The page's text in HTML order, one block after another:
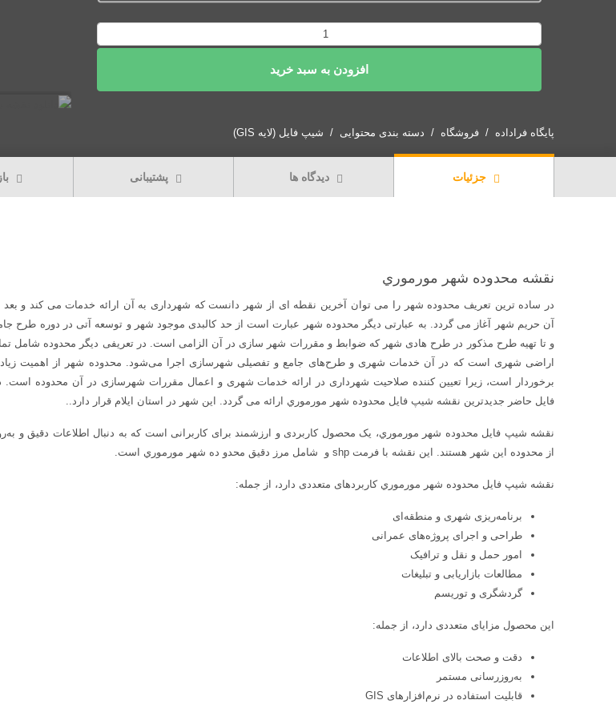
نقشه
فایل
شهر
افزودن به سبد خرید
پایگاه فراداده فروشگاه دسته بندی محتوایی شیپ فایل (لایه GIS)
جزئیات دیدگاه ها پشتیبانی
نقشه محدوده شهر مورموري
در ساده ترین تعریف محدوده شهر را می توان آخرین نقطه ای از شهر دانست که شهرداری به آن ارائه خدمات می کند و بعد
آن حریم شهر آغاز می گردد. به عبارتی دیگر محدوده شهر عبارت است از حد کالبدی موجود شهر و توسعه آتی در دوره طرح
و تا تهیه طرح مذکور در طرح هادی شهر که ضوابط و مقررات شهر سازی در آن الزامی است. در تعریفی دیگر محدوده شامل
اراضی شهری است که در آن خدمات شهری و طرح‌های جامع و تفصیلی شهرسازی اجرا می‌شود. محدوده شهر از اهمیت
برخوردار است، زیرا تعیین کننده صلاحیت شهرداری در ارائه خدمات شهری و اعمال مقررات شهرسازی در آن محدوده است.
فایل حاضر جدیدترین نقشه شیپ فایل محدوده شهر مورموري ارائه می گردد. این شهر در استان ایلام قرار دارد..
نقشه شیپ فایل محدوده شهر مورموري، یک محصول کاربردی و ارزشمند برای کاربرانی است که به دنبال اطلاعات دقیق و
از محدوده این شهر هستند. این نقشه با فرمت shp و شامل مرز دقیق محدو ده شهر مورموري است.
نقشه شیپ فایل محدوده شهر مورموري کاربردهای متعددی دارد، از جمله:
برنامه‌ریزی شهری و منطقه‌ای
طراحی و اجرای پروژه‌های عمرانی
امور حمل و نقل و ترافیک
مطالعات بازاریابی و تبلیغات
گردشگری و توریسم
این محصول مزایای متعددی دارد، از جمله:
دقت و صحت بالای اطلاعات
به‌روزرسانی مستمر
قابلیت استفاده در نرم‌افزارهای GIS